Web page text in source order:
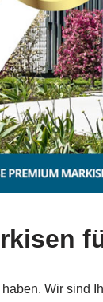
Wir sind